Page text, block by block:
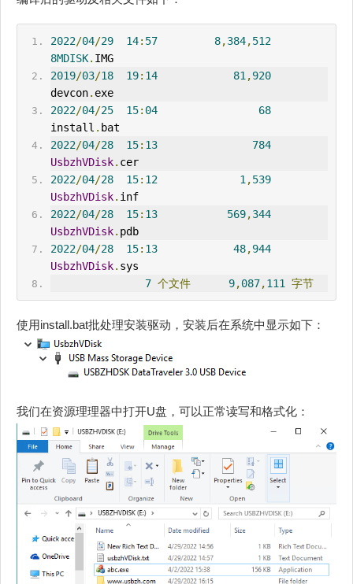
2022/04/29 14: 57 8,384,512
8MDISK. IMG
2019/03/18 19: 14 81 ,920
devcon. exe
2022/04/25 15: 04
68
install . bat
2022/04/28 15: 13
784
UsbzhVDisk. cer
2022/04/28 15: 12 1 ,539
UsbzhVDisk. inf
2022/04/28 15: 13 569,344
UsbzhVDisk. pdb
2022/04/28 15: 13 48,944
UsbzhVDisk. sys
7 个文件 9,087,111 字节
使用install.bat批处理安装驱动，安装后在系统中显示如下：
我们在资源理理器中打开U盘，可以正常读写和格式化：